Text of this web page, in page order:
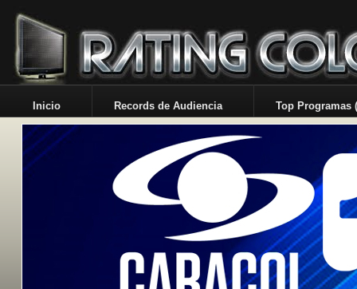
Inicio Records de Audiencia Top Programas